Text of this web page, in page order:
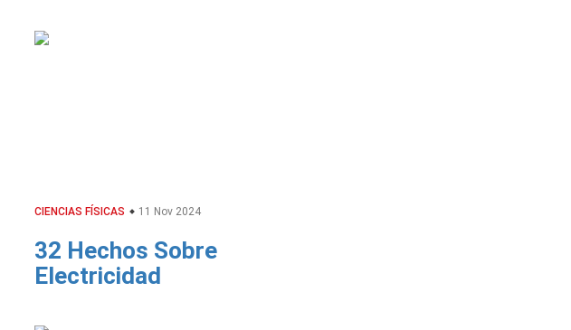
CIENCIAS FÍSICAS 11 Nov 2024
32 Hechos Sobre
Electricidad